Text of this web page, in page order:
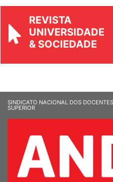
REVISTA
UNIVERSIDADE
& SOCIEDADE
SINDICATO NACIONAL DOS
SUPERIOR